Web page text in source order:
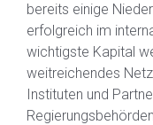
bereits einige
erfolgreich im
wichtigste Kapital
weitreichendes
Instituten und